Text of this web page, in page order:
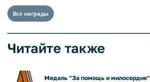
Все награды
Читайте также
Медаль "За помощь и милосердие"